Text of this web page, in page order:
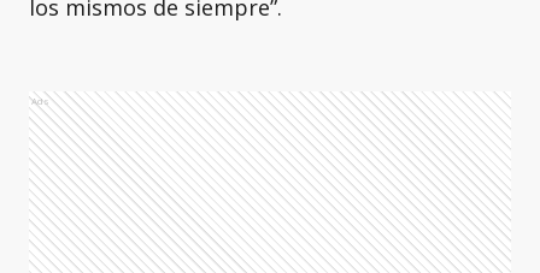
los mismos de siempre”.
Ads